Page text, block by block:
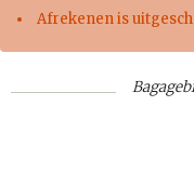
Afrekenen is